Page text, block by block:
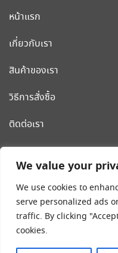
We value your
We use cookies to
serve personalized ads
traffic. By clicking
cookies.
โรงงานผลิต รถเข็นสแตนเ
ทำความสะอาด น้ำยาทำความ
Tel:02-018-4540-8
มือถือ089-203-2546
หน้าแรก
เกี่ยวกับเรา
สินค้าของเรา
วิธีการสั่งซื้อ
ติดต่อเรา